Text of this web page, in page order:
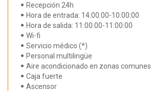
Recepción 24h
Hora de entrada: 14:00:00-10:00:00
Hora de salida: 11:00:00-11:00:00
Wi-fi
Servicio médico (*)
Personal multilingüe
Aire acondicionado en zonas comunes
Caja fuerte
Ascensor